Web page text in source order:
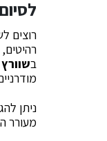
רוצים
ב
ניתן
מעורר